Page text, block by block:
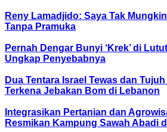
Reny Lamadjido: Saya Tak
Tanpa Pramuka
Pernah Dengar Bunyi ‘Krek’ di
Ungkap Penyebabnya
Dua Tentara Israel Tewas dan
Terkena Jebakan Bom di Lebanon
Integrasikan Pertanian dan
Resmikan Kampung Sawah Abadi